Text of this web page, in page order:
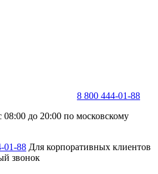
8 800 444-01-88
до 20:00 по московскому
01-88 Для корпоративных клиентов
звонок